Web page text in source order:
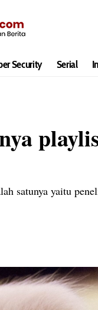
Security Serial
satunya yaitu